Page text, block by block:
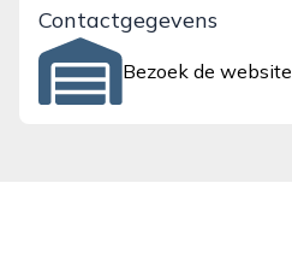
Contactgegevens
Bezoek de website